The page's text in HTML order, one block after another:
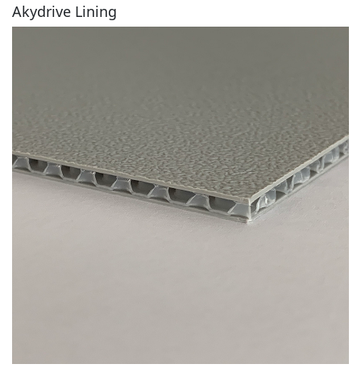
Akydrive Lining